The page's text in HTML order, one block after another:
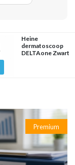
Heine
dermatoscoop
DELTAone Zwart
Premium